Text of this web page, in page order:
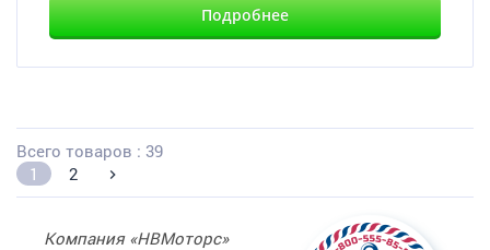
Подробнее
Всего товаров : 39
1
2
Компания «НВМоторс»